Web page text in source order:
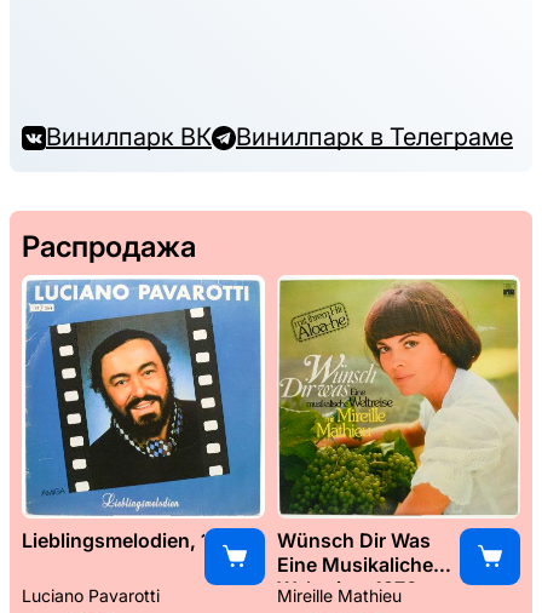
Винилпарк ВК Винилпарк в Телеграме
Распродажа
Lieblingsmelodien, 1989
Luciano Pavarotti
Wünsch Dir Was
Eine Musikaliche
Weltreise, 1976
Mireille Mathieu